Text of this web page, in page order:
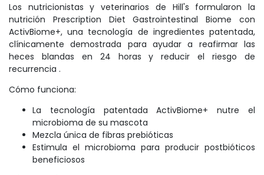
Los nutricionistas y veterinarios de Hill's formularon la
nutrición Prescription Diet Gastrointestinal Biome con
ActivBiome+, una tecnología de ingredientes patentada,
clínicamente demostrada para ayudar a reafirmar las
heces blandas en 24 horas y reducir el riesgo de
recurrencia .
Cómo funciona:
La tecnología patentada ActivBiome+ nutre el
microbioma de su mascota
Mezcla única de fibras prebióticas
Estimula el microbioma para producir postbióticos
beneficiosos